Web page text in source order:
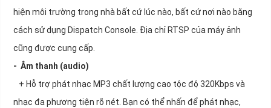
hiện môi trường trong nhà bất cứ lúc nào, bất cứ nơi nào bằng
cách sử dụng Dispatch Console. Địa chỉ RTSP của máy ảnh
cũng được cung cấp.
- Âm thanh (audio)
+ Hỗ trợ phát nhạc MP3 chất lượng cao tộc độ 320Kbps và
nhạc đa phương tiện rõ nét. Bạn có thể nhấn để phát nhạc,